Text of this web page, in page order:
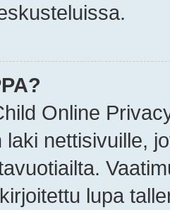
Online
laki nettisivuille,
lupa